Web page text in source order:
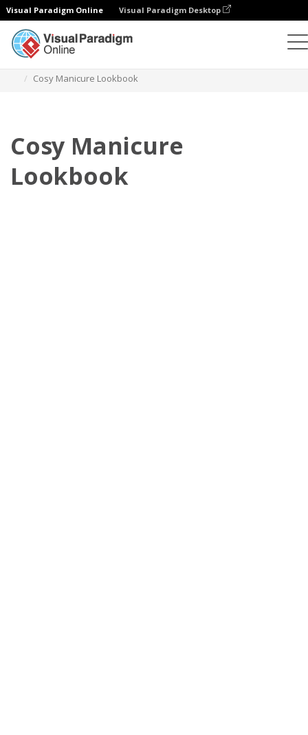
Visual Paradigm Online Visual Paradigm Desktop
Cosy Manicure Lookbook
Cosy Manicure
Lookbook